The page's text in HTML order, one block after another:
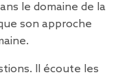
le domaine de la
son approche
Il écoute les